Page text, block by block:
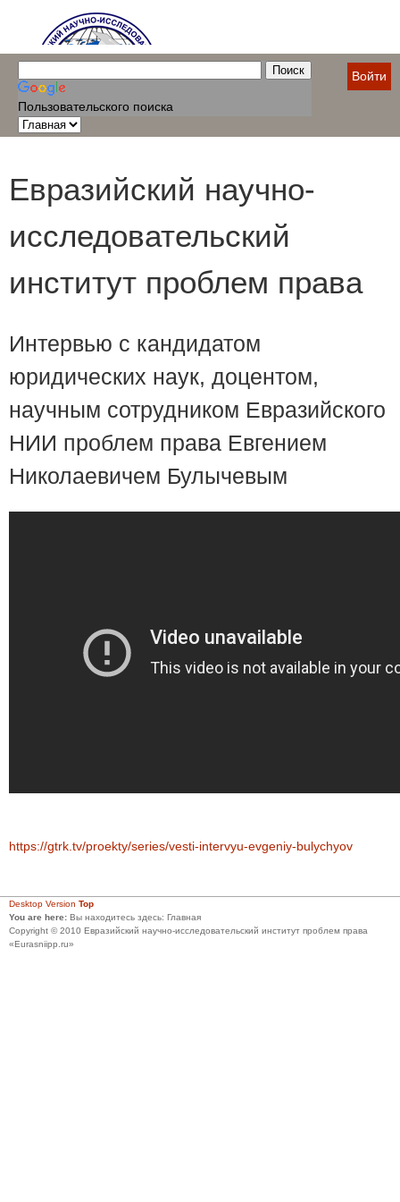
Пользовательского поиска
Войти
Евразийский научно-
исследовательский
институт проблем права
Интервью с кандидатом
юридических наук, доцентом,
научным сотрудником Евразийского
НИИ проблем права Евгением
Николаевичем Булычевым
https://gtrk.tv/proekty/series/vesti-intervyu-evgeniy-bulychyov
Desktop Version Top
You are here: Вы находитесь здесь: Главная
Copyright © 2010 Евразийский научно-исследовательский институт проблем права
«Eurasniipp.ru»